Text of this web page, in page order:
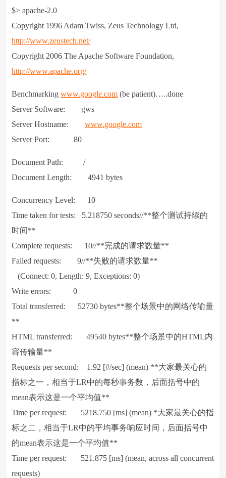
$> apache-2.0
Copyright 1996 Adam Twiss, Zeus Technology Ltd,
http://www.zeustech.net/
Copyright 2006 The Apache Software Foundation,
http://www.apache.org/
Benchmarkingwww.google.com (be patient)…..done
Server Software: gws
Server Hostname:www.google.com
Server Port: 80
Document Path: /
Document Length: 4941 bytes
Concurrency Level: 10
Time taken for tests: 5.218750 seconds//**整个测试持续的
时间**
Complete requests: 10//**完成的请求数量**
Failed requests: 9//**失败的请求数量**
(Connect: 0, Length: 9, Exceptions: 0)
Write errors: 0
Total transferred: 52730 bytes**整个场景中的网络传输量
**
HTML transferred: 49540 bytes**整个场景中的HTML内
容传输量**
Requests per second: 1.92 [#/sec] (mean) **大家最关心的
指标之一，相当于LR中的每秒事务数，后面括号中的
mean表示这是一个平均值**
Time per request: 5218.750 [ms] (mean) *大家最关心的指
标之二，相当于LR中的平均事务响应时间，后面括号中
的mean表示这是一个平均值**
Time per request: 521.875 [ms] (mean, across all concurrent
requests)